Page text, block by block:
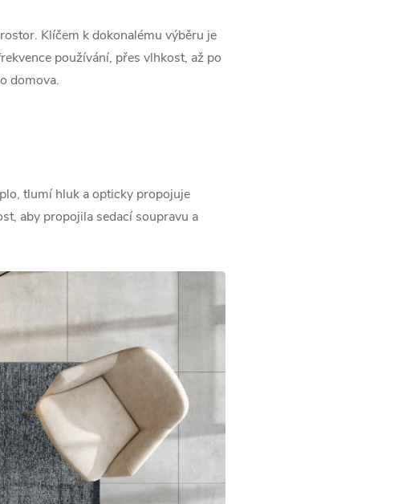
Klíčem k dokonalému výběru je
používání, přes vlhkost, až po
domova.
tlumí hluk a opticky propojuje
aby propojila sedací soupravu a